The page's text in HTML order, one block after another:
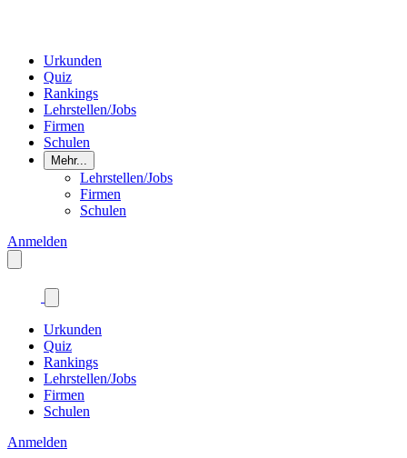
Urkunden
Quiz
Rankings
Lehrstellen/Jobs
Firmen
Schulen
Mehr...
Lehrstellen/Jobs
Firmen
Schulen
Anmelden
Urkunden
Quiz
Rankings
Lehrstellen/Jobs
Firmen
Schulen
Anmelden